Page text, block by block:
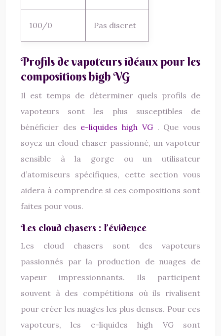
100/0 Pas discret
Profils de vapoteurs idéaux pour les
compositions high VG
Il est temps de déterminer quels profils de
vapoteurs sont les plus susceptibles de
bénéficier des e-liquides high VG . Que vous
soyez un cloud chaser passionné, un vapoteur
sensible à la gorge ou un utilisateur
d’atomiseurs spécifiques, cette section vous
aidera à comprendre si ces compositions sont
faites pour vous.
Les cloud chasers : l’évidence
Les cloud chasers sont des vapoteurs
passionnés par la production de nuages de
vapeur impressionnants. Ils participent
souvent à des compétitions où ils rivalisent
pour créer les nuages les plus denses. Pour ces
vapoteurs, les e-liquides high VG sont